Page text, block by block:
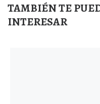
TAMBIÉN TE
INTERESAR